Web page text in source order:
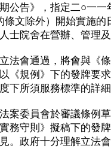
公告》，指定二○一
條文除外）開始實施
士院舍在營辦、管理
會通過，將會與《條
《規例》下的發牌要
下所須服務標準的詳
委員會於審議條例草
務守則》擬稿下的發
。政府十分理解立法